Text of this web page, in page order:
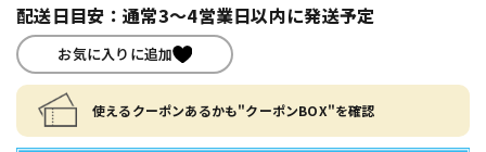
配送日目安：通常3～4営業日以内に発送予定
お気に入りに追加
使えるクーポンあるかも"クーポンBOX"を確認